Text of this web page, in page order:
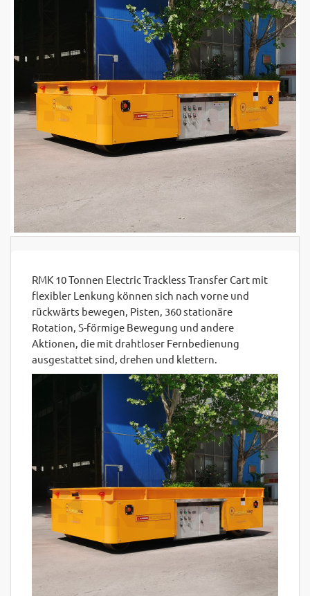
RMK 10 Tonnen Electric Trackless Transfer Cart mit
flexibler Lenkung können sich nach vorne und
rückwärts bewegen, Pisten, 360 stationäre
Rotation, S-förmige Bewegung und andere
Aktionen, die mit drahtloser Fernbedienung
ausgestattet sind, drehen und klettern.